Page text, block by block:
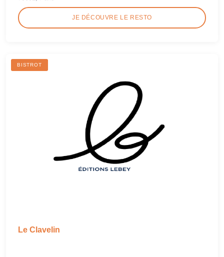
JE DÉCOUVRE LE RESTO
BISTROT
Le Clavelin